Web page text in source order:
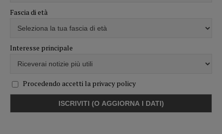
Fascia di età
Interesse principale
Procedendo accetti la privacy policy